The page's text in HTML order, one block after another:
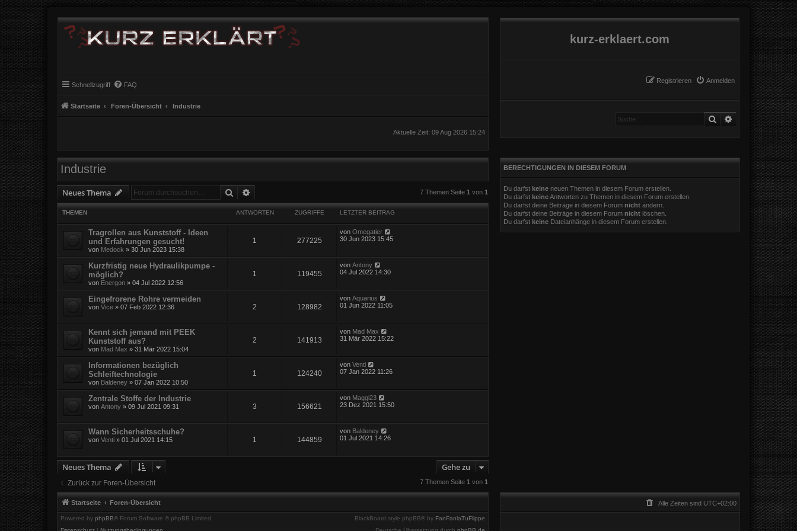
kurz-erklaert.com
Anmelden
Registrieren
Schnellzugriff FAQ
Startseite Foren-Übersicht Industrie
Suche Erweiterte Suche
Aktuelle Zeit: 09 Aug 2026 15:24
Industrie
Neues Thema Suche 7 Themen Seite 1 von 1
THEMEN ANTWORTEN ZUGRIFFE LETZTER BEITRAG
Tragrollen aus Kunststoff - Ideen
und Erfahrungen gesucht!
von Medock » 30 Jun 2023 15:38
1 277225
vonOmegatier
30 Jun 2023 15:45
Kurzfristig neue Hydraulikpumpe -
möglich?
von Energon » 04 Jul 2022 12:56
1 119455
vonAntony
04 Jul 2022 14:30
Eingefrorene Rohre vermeiden
von Vice » 07 Feb 2022 12:36 2 128982
vonAquarius
01 Jun 2022 11:05
Kennt sich jemand mit PEEK
Kunststoff aus?
von Mad Max » 31 Mär 2022 15:04
2 141913
von Mad Max
31 Mär 2022 15:22
Informationen bezüglich
Schleiftechnologie
von Baldeney » 07 Jan 2022 10:50
1 124240
vonVenti
07 Jan 2022 11:26
Zentrale Stoffe der Industrie
von Antony » 09 Jul 2021 09:31 3 156621
von Maggi23
23 Dez 2021 15:50
Wann Sicherheitsschuhe?
von Venti » 01 Jul 2021 14:15 1 144859
von Baldeney
01 Jul 2021 14:26
Neues Thema Gehe zu
Zurück zur Foren-Übersicht 7 Themen Seite 1 von 1
BERECHTIGUNGEN IN DIESEM FORUM
Du darfst keineneuen Themen in diesem Forum erstellen.
Du darfst keineAntworten zu Themen in diesem Forum erstellen.
Du darfst deine Beiträge in diesem Forum nichtändern.
Du darfst deine Beiträge in diesem Forum nichtlöschen.
Du darfst keineDateianhänge in diesem Forum erstellen.
Alle Zeiten sind UTC+02:00
Startseite Foren-Übersicht
Powered by phpBB® Forum Software © phpBB Limited BlackBoard style phpBB® by FanFanlaTuFlippe